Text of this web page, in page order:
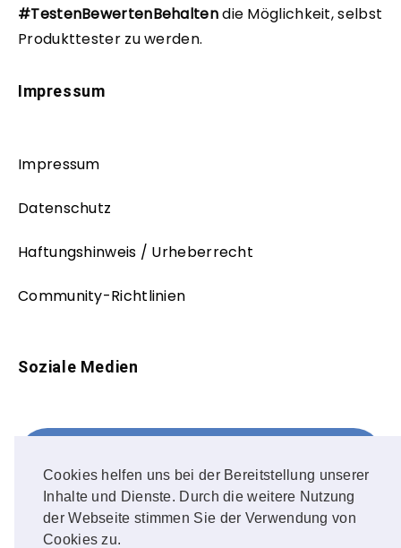
Cookies helfen uns bei der Bereitstellung unserer
Inhalte und Dienste. Durch die weitere Nutzung
der Webseite stimmen Sie der Verwendung von
Cookies zu.
#TestenBewertenBehaltendie Möglichkeit, selbst
Produkttester zu werden.
Impressum
Impressum
Datenschutz
Haftungshinweis / Urheberrecht
Community-Richtlinien
Soziale Medien
FOLLOW ME!
Instagram
OUR PHOTOS!